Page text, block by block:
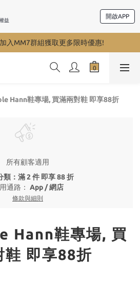
益
開啟APP
入MM7群組獲取更多限時優惠!
Hann鞋專場, 買滿兩對鞋 即享88折
所有顧客適用
類：滿 2 件 即享 88 折
通路： App / 網店
條款與細則
Hann鞋專場, 買
鞋 即享88折